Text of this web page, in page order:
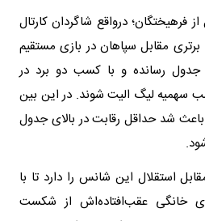
فرهیختگان؛ درواقع شاگردان کارتال
برتری مقابل سپاهان در بازی مستقیم
رسانده و با کسب دو برد در
سهمیه لیگ الیت شوند. در این بین
باعث شد حداقل رقابت در بالای جدول
استقلال این شانس را دارد تا با
خانگی عقب‌افتاده‌اش از شکست